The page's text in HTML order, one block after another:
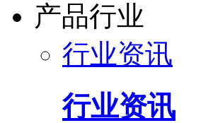
产品行业
行业资讯
行业资讯